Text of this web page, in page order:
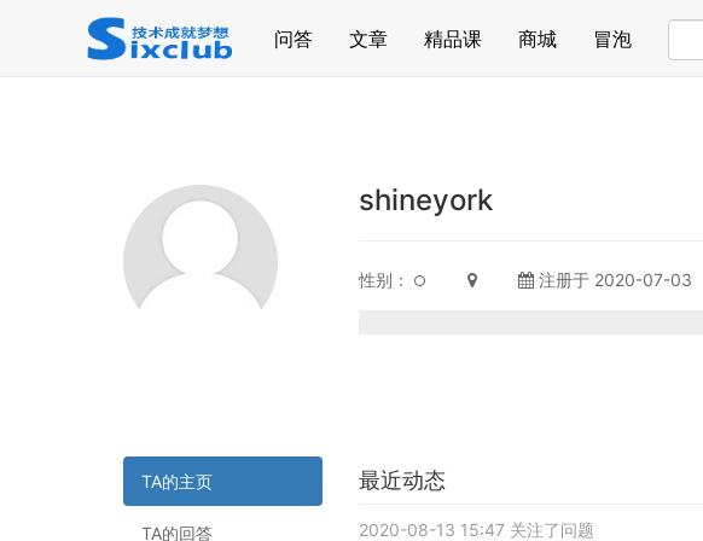
page contents
问答 文章 精品课 商城 冒泡
shineyork
性别： 注册于 2020-07-03
TA的主页
TA的回答
最近动态
2020-08-13 15:47 关注了问题